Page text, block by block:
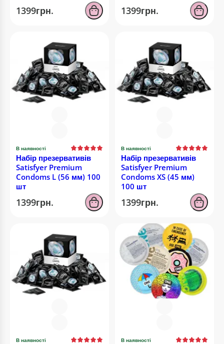
1399грн. 1399грн.
В наявності
Набір презервативів
Satisfyer Premium
Condoms L (56 мм) 100
шт
1399грн.
В наявності
Набір презервативів
Satisfyer Premium
Condoms XS (45 мм)
100 шт
1399грн.
В наявності В наявності